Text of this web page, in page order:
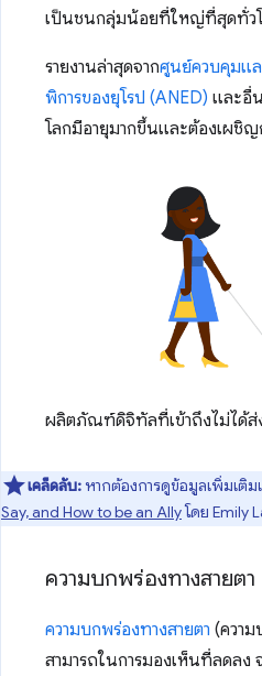
เป็นชนกลุ่มน้อยที่ใหญ่ที่สุดทั่ว
รายงานล่าสุดจากศูนย์ควบคุมแ
พิการของยุโรป (ANED) และอื่
โลกมีอายุมากขึ้นและต้องเผชิญ
ผลิตภัณฑ์ดิจิทัลที่เข้าถึงไม่ได้ส่
เคล็ดลับ: หากต้องการดูข้อมูลเพิ่มเติ
Say, and How to be an Allyโดย Emily
ความบกพร่องทางสายตา
ความบกพร่องทางสายตา (ความ
สามารถในการมองเห็นที่ลดลง